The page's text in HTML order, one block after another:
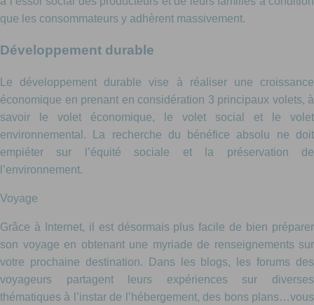
que les consommateurs y adhèrent massivement.
Développement durable
Le développement durable vise à réaliser une croissance
économique en prenant en considération 3 principaux volets, à
savoir le volet économique, le volet social et le volet
environnemental. La recherche du bénéfice absolu ne doit
empiéter sur l’équité sociale et la préservation de
l’environnement.
Voyage
Grâce à Internet, il est désormais plus facile de bien préparer
son voyage en obtenant une myriade de renseignements sur
votre prochaine destination. Dans les blogs, les forums des
voyageurs partagent leurs expériences sur diverses
thématiques à l’instar de l’hébergement, des bons plans…vous